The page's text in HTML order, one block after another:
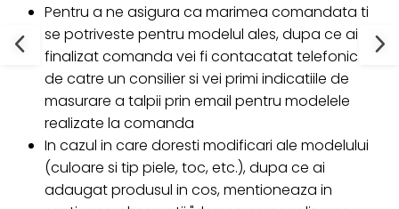
Pentru a ne asigura ca marimea comandata ti
se potriveste pentru modelul ales, dupa ce ai
finalizat comanda vei fi contacatat telefonic
de catre un consilier si vei primi indicatiile de
masurare a talpii prin email pentru modelele
realizate la comanda
In cazul in care doresti modificari ale modelului
(culoare si tip piele, toc, etc.), dupa ce ai
adaugat produsul in cos, mentioneaza in